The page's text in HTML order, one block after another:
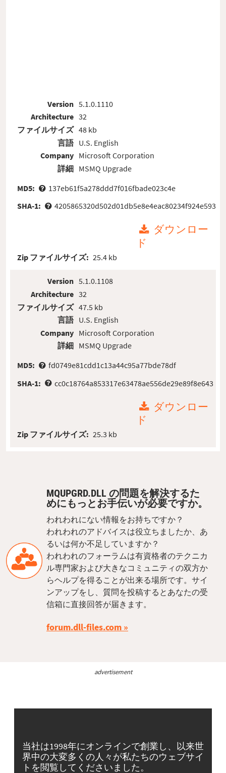
Version
Architecture
ファイルサイズ
言語
Company
詳細
5.1.0.1110
32
48 kb
U.S. English
Microsoft Corporation
MSMQ Upgrade
MD5:
137eb61f5a278ddd7f016fbade023c4e
SHA-1:
4205865320d502d01db5e8e4eac80234f924e593
ダウンロー
ド
Zip ファイルサイズ: 25.4 kb
Version
Architecture
ファイルサイズ
言語
Company
詳細
5.1.0.1108
32
47.5 kb
U.S. English
Microsoft Corporation
MSMQ Upgrade
MD5:
fd0749e81cdd1c13a44c95a77bde78df
SHA-1:
cc0c18764a853317e63478ae556de29e89f8e643
ダウンロー
ド
Zip ファイルサイズ: 25.3 kb
MQUPGRD.DLL の問題を解決するた
めにもっとお手伝いが必要ですか。
われわれにない情報をお持ちですか？
われわれのアドバイスは役立ちましたか、あ
るいは何か不足していますか？
われわれのフォーラムは有資格者のテクニカ
ル専門家および大きなコミュニティの双方か
らヘルプを得ることが出来る場所です。サイ
ンアップをし、質問を投稿するとあなたの受
信箱に直接回答が届きます。
forum.dll-files.com
advertisement
当社は1998年にオンラインで創業し、以来世
界中の大変多くの人々が私たちのウェブサイ
トを閲覧してくださいました。